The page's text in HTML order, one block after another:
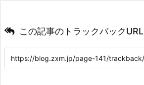
この記事のトラックバックURL